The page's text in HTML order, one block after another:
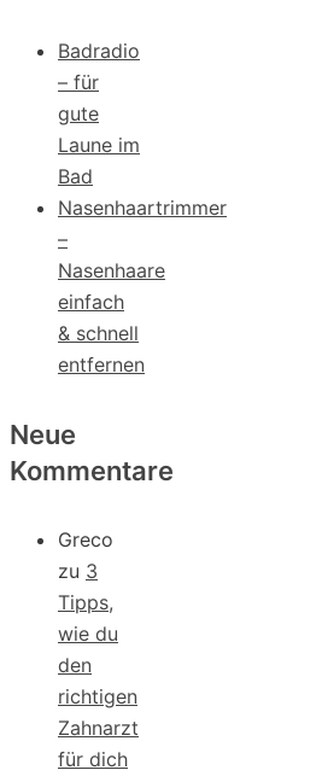
Badradio
– für
gute
Laune im
Bad
Nasenhaartrimmer
–
Nasenhaare
einfach
& schnell
entfernen
Neue
Kommentare
Greco
zu 3
Tipps,
wie du
den
richtigen
Zahnarzt
für dich